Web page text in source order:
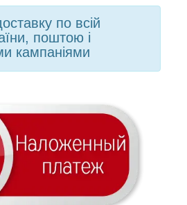
по всій
поштою і
кампаніями